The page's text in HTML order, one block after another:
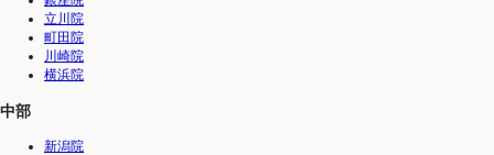
立川院
町田院
川崎院
横浜院
中部
新潟院